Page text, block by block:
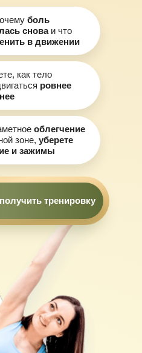
боль
снова и что
в движении
как тело
ровнее
облегчение
зоне, уберете
и зажимы
тренировку